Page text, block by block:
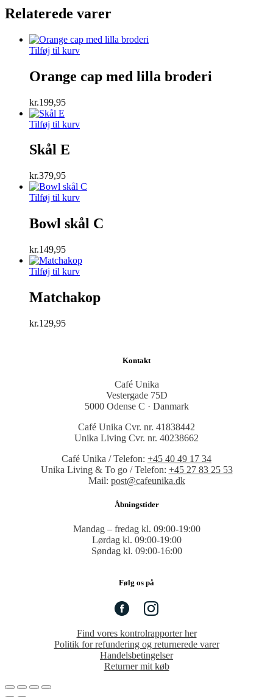
Relaterede varer
Tilføj til kurv
Orange cap med lilla broderi
kr.199,95
Tilføj til kurv
Skål E
kr.379,95
Tilføj til kurv
Bowl skål C
kr.149,95
Tilføj til kurv
Matchakop
kr.129,95
Kontakt
Café Unika
Vestergade 75D
5000 Odense C · Danmark
Café Unika Cvr. nr. 41838442
Unika Living Cvr. nr. 40238662
Café Unika / Telefon: +45 40 49 17 34
Unika Living & To go / Telefon: +45 27 83 25 53
Mail: post@cafeunika.dk
Åbningstider
Mandag – fredag kl. 09:00-19:00
Lørdag kl. 09:00-19:00
Søndag kl. 09:00-16:00
Følg os på
Find vores kontrolrapporter her
Politik for refundering og returnerede varer
Handelsbetingelser
Returner mit køb